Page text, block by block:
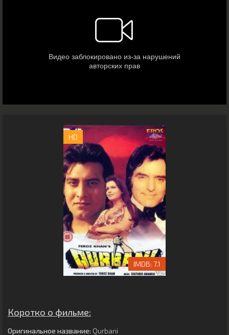
HD
7.1
Коротко о фильме:
Оригинальное название: Qurbani